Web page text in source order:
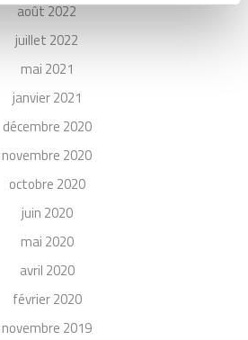
août 2022
juillet 2022
mai 2021
janvier 2021
décembre 2020
novembre 2020
octobre 2020
juin 2020
mai 2020
avril 2020
février 2020
novembre 2019